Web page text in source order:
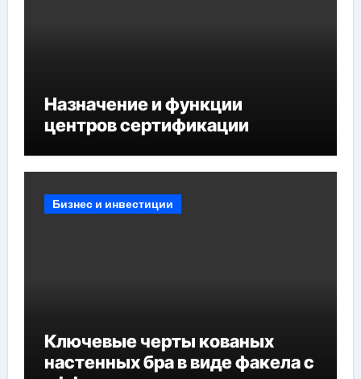
Назначение и функции
центров сертификации
Бизнес и инвестиции
Ключевые черты кованых
настенных бра в виде факела с